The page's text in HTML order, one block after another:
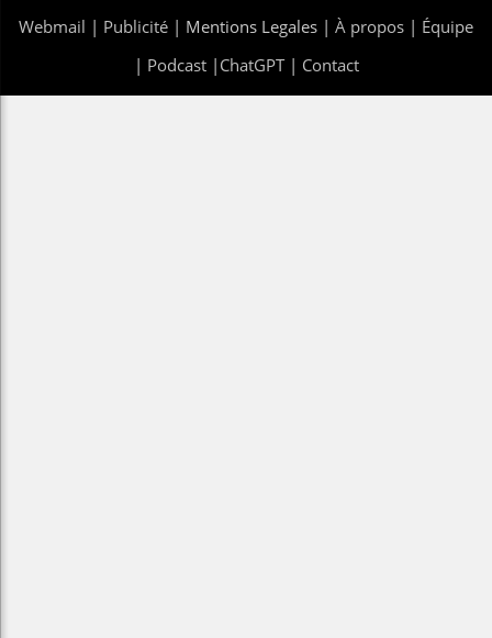
Webmail | Publicité | Mentions Legales | À propos | Équipe
| Podcast| ChatGPT| Contact